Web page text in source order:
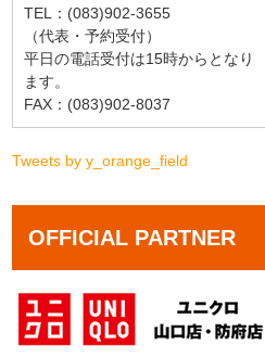
TEL：(083)902-3655
（代表・予約受付）
平日の電話受付は15時からとなり
ます。
FAX：(083)902-8037
Tweets by y_orange_field
OFFICIAL PARTNER